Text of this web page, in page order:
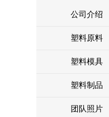
公司介绍
塑料原料
塑料模具
塑料制品
团队照片